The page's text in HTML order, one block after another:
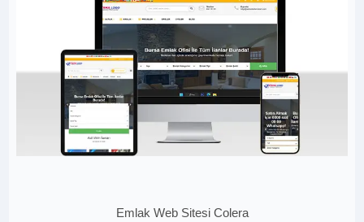
Emlak Web Sitesi Colera